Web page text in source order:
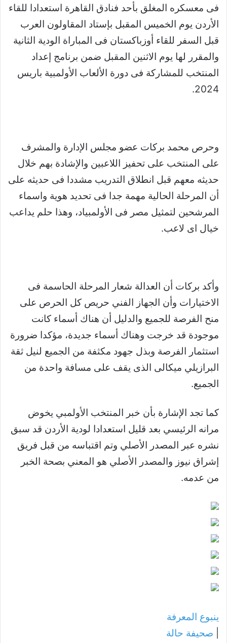
فى معسكره المغلق بأحد فنادق القاهرة استعدادا للقاء
الأردن يوم الخميس المقبل بإستاد المقاولون العرب
قبل السفر للقاء أوزباكستان فى المباراة الودية الثانية
والمقرر لها يوم الاثنين المقبل ضمن برنامج إعداد
المنتخب للمشاركة فى دورة الألعاب الأولمبية باريس
2024.
وحرص محمد بركات عضو مجلس الإدارة والمشرف
على المنتخب على تحفيز اللاعبين والإشادة بهم خلال
حديثه معهم قبل انطلاق التدريب مشددا فى حديثه على
أن المرحلة الحالية مهمة جدا فى تحديد هوية واسماء
المرشحين لتمثيل مصر فى الأولمبياد، وهذا حلم يداعب
خيال اى لاعب.
وأكد بركات أن العدالة شعار المرحلة الحاسمة فى
الاختيارات وأن الجهاز الفني حريص كل الحرص على
منح الفرصة للجميع والدليل أن هناك أسماء كانت
موجودة قد خرجت وهناك أسماء جديدة، مؤكدا ضرورة
استثمار الفرصة وبذل جهود مكثفة من الجميع لنيل ثقة
البرازيلي ميكالى الذى يقف على مسافة واحدة من
الجميع.
كما تجد الإشارة بأن خبر المنتخب الأولمبي يخوض
مرانه الرئيسي بعد قليل استعدادا لودية الأردن قد سبق
نشره عبر المصدر الأصلي وتم اقتباسه من قبل فريق
إشراق نيوز والمصدر الأصلي هو المعني بصحة الخبر
من عدمه.
ينبوع المعرفة
صحيفة حالة